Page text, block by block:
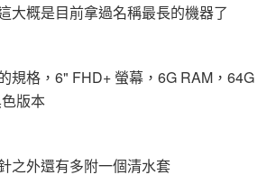
大概是目前拿過名稱最長的機器了
規格，6" FHD+ 螢幕，6G RAM，64G
版本
之外還有多附一個清水套